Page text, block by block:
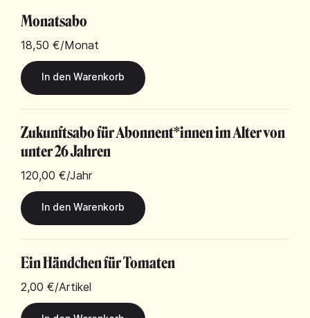
Monatsabo
18,50 €/Monat
Zukunftsabo für Abonnent*innen im Alter von
unter 26 Jahren
120,00 €/Jahr
Ein Händchen für Tomaten
2,00 €/Artikel